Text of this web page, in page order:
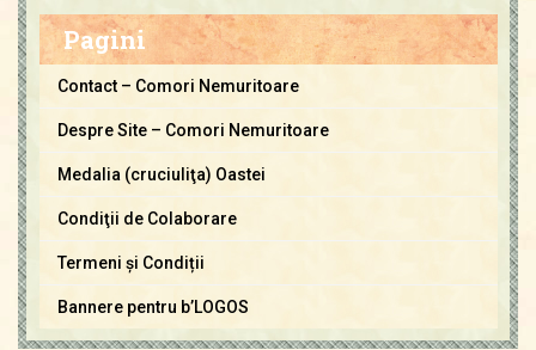
m
i
u
Pagini
Contact – Comori Nemuritoare
Despre Site – Comori Nemuritoare
Medalia (cruciuliţa) Oastei
Condiţii de Colaborare
Termeni și Condiții
Bannere pentru b’LOGOS